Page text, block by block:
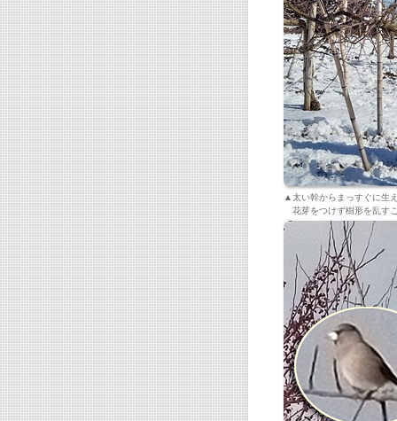
▲太い幹からまっすぐに生
花芽をつけず樹形を乱す